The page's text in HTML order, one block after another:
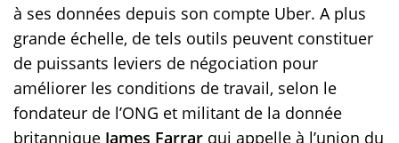
à ses données depuis son compte Uber. A plus
grande échelle, de tels outils peuvent constituer
de puissants leviers de négociation pour
améliorer les conditions de travail, selon le
fondateur de l’ONG et militant de la donnée
britannique James Farrar qui appelle à l’union du